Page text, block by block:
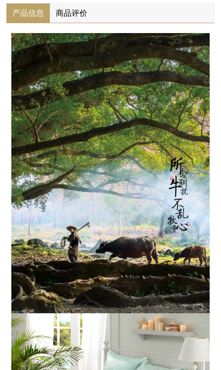
产品信息 商品评价